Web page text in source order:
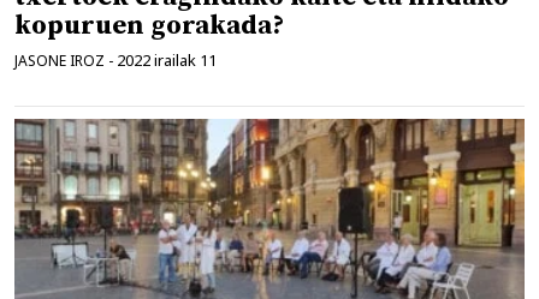
kopuruen gorakada?
JASONE IROZ - 2022 irailak 11